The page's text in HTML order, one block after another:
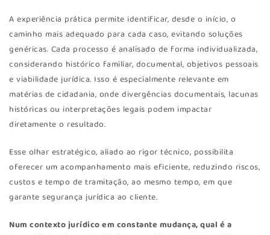
A experiência prática permite identificar, desde o início, o
caminho mais adequado para cada caso, evitando soluções
genéricas. Cada processo é analisado de forma individualizada,
considerando histórico familiar, documental, objetivos pessoais
e viabilidade jurídica. Isso é especialmente relevante em
matérias de cidadania, onde divergências documentais, lacunas
históricas ou interpretações legais podem impactar
diretamente o resultado.
Esse olhar estratégico, aliado ao rigor técnico, possibilita
oferecer um acompanhamento mais eficiente, reduzindo riscos,
custos e tempo de tramitação, ao mesmo tempo, em que
garante segurança jurídica ao cliente.
Num contexto jurídico em constante mudança, qual é a